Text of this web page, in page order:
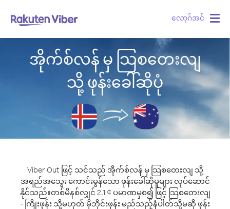
လော့ဂ်အင်
အိုက်စ်လန် မှ သြစတေးလျ
သို့ ဖုန်းခေါ်ဆိုပုံ
Viber Out ဖြင့် သင်သည် အိုက်စ်လန် မှ သြစတေးလျ သို့
အရည်အသွေး ကောင်းမွန်သော ဖုန်းခေါ်ဆိုမှုများ လုပ်ဆောင်
နိုင်သည်။တစ်မိနစ်လျှင် 2.1 ¢ ပမာဏမှစ၍ ဖြင့် သြစတေးလျ
- ကြိုးဖုန်း သို့မဟုတ် မိုဘိုင်းဖုန်း မည်သည့်နံပါတ်သို့မဆို ဖုန်း